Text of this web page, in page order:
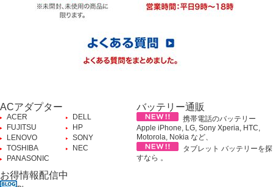
ACアダプター
ACER
DELL
FUJITSU
HP
LENOVO
SONY
TOSHIBA
NEC
PANASONIC
バッテリー通販
携帯電話のバッテリー
Apple iPhone, LG, Sony Xperia, HTC,
Motorola, Nokia など、
タブレット バッテリーを探
すなら 。
お得情報配信中